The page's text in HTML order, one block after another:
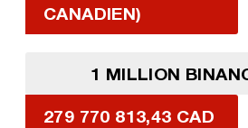
CANADIEN)
1 MILLION
279 770 813,43 CAD